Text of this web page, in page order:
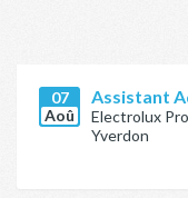
07
Aoû
Assistant
Electrolux
Yverdon